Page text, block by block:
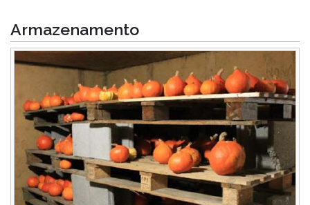
Armazenamento